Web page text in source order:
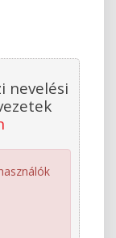
nevelési